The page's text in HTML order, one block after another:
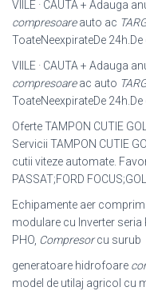
VIILE · CAUTA + Adauga
compresoareauto ac
ToateNeexpirateDe 24h.De
VIILE · CAUTA + Adauga
compresoareac auto
ToateNeexpirateDe 24h.De
Oferte TAMPON CUTIE
Servicii TAMPON CUTIE
cutii viteze automate.
PASSAT;FORD FOCUS;
Echipamente aer
modulare cu Inverter seria
PHO, Compresorcu surub
generatoare hidrofoare
model de utilaj agricol cu